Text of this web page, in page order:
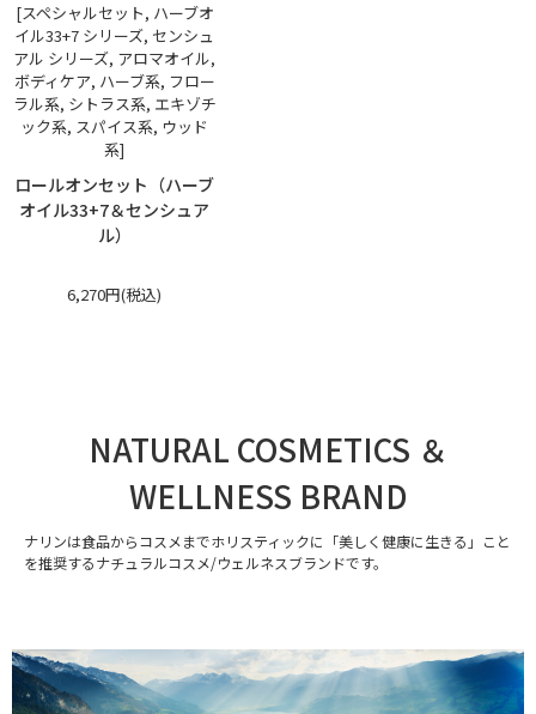
[スペシャルセット, ハーブオ
イル33+7 シリーズ, センシュ
アル シリーズ, アロマオイル,
ボディケア, ハーブ系, フロー
ラル系, シトラス系, エキゾチ
ック系, スパイス系, ウッド
系]
ロールオンセット（ハーブ
オイル33+7＆センシュア
ル）
6,270円(税込)
NATURAL COSMETICS ＆
WELLNESS BRAND
ナリンは食品からコスメまでホリスティックに「美しく健康に生きる」こと
を推奨するナチュラルコスメ/ウェルネスブランドです。